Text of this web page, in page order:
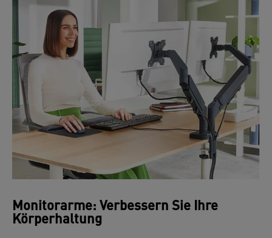
Monitorarme: Verbessern Sie Ihre
Körperhaltung